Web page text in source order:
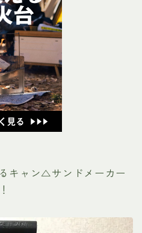
キャン△サンドメーカー